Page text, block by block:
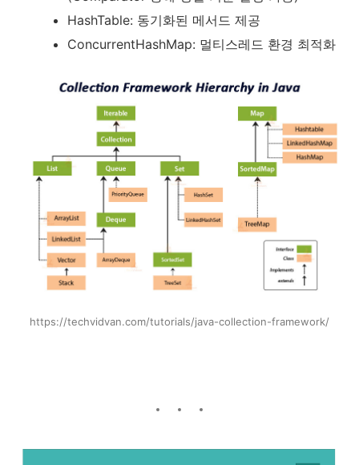
HashTable: 동기화된 메서드 제공
ConcurrentHashMap: 멀티스레드 환경 최적화
https://techvidvan.com/tutorials/java-collection-framework/